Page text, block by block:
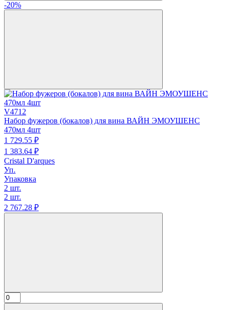
-20%
V4712
Набор фужеров (бокалов) для вина ВАЙН ЭМОУШЕНС
470мл 4шт
1 729.55 ₽
1 383.64 ₽
Cristal D'arques
Уп.
Упаковка
2 шт.
2 шт.
2 767.28 ₽